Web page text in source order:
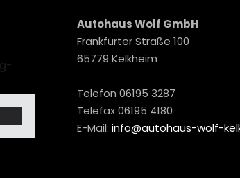
Autohaus Wolf GmbH
Frankfurter Straße 100
65779 Kelkheim
Telefon06195 3287
Telefax 06195 4180
E-Mail:info@autohaus-wolf-